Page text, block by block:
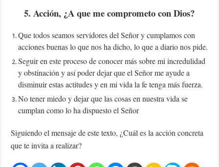
5. Acción, ¿A que me comprometo con Dios?
Que todos seamos servidores del Señor y cumplamos con
acciones buenas lo que nos ha dicho, lo que a diario nos pide.
Seguir en este proceso de conocer más sobre mi incredulidad
y obstinación y así poder dejar que el Señor me ayude a
disminuir estas actitudes y en mi vida la fe tenga más fuerza.
No tener miedo y dejar que las cosas en nuestra vida se
cumplan como lo ha dispuesto el Señor
Siguiendo el mensaje de este texto, ¿Cuál es la acción concreta
que te invita a realizar?